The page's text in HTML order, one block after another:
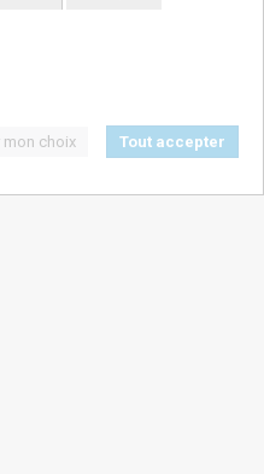
mon choix Tout accepter